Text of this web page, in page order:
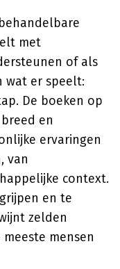
met
of als
wat er speelt:
De boeken op
en
ervaringen
van
context.
en te
zelden
mensen